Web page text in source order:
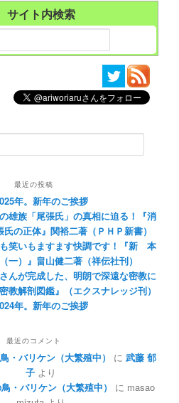
サイト内検索
最近の投稿
年。新年のご挨拶
雄族「尾張氏」の真相に迫る！『消
の正体』関裕二著（ＰＨＰ新書）
笑いもますます快調です！『新 本
一）』畠山健二著（祥伝社刊）
んが完成した、明朗で深遠な密教に
教解剖図鑑』（エクスナレッジ刊）
年。新年のご挨拶
最近のコメント
・バリケン（大繁殖中） に 武藤 郁
子 より
・バリケン（大繁殖中）
に masao